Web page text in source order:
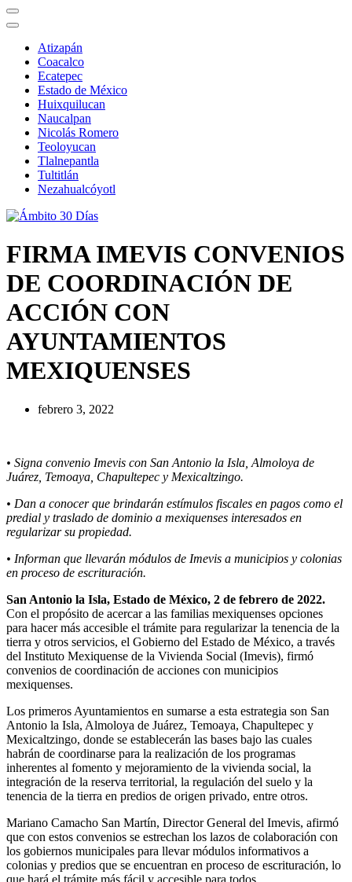
Atizapán
Coacalco
Ecatepec
Estado de México
Huixquilucan
Naucalpan
Nicolás Romero
Teoloyucan
Tlalnepantla
Tultitlán
Nezahualcóyotl
FIRMA IMEVIS CONVENIOS
DE COORDINACIÓN DE
ACCIÓN CON
AYUNTAMIENTOS
MEXIQUENSES
febrero 3, 2022
• Signa convenio Imevis con San Antonio la Isla, Almoloya de
Juárez, Temoaya, Chapultepec y Mexicaltzingo.
• Dan a conocer que brindarán estímulos fiscales en pagos como el
predial y traslado de dominio a mexiquenses interesados en
regularizar su propiedad.
• Informan que llevarán módulos de Imevis a municipios y colonias
en proceso de escrituración.
San Antonio la Isla, Estado de México, 2 de febrero de 2022.
Con el propósito de acercar a las familias mexiquenses opciones
para hacer más accesible el trámite para regularizar la tenencia de la
tierra y otros servicios, el Gobierno del Estado de México, a través
del Instituto Mexiquense de la Vivienda Social (Imevis), firmó
convenios de coordinación de acciones con municipios
mexiquenses.
Los primeros Ayuntamientos en sumarse a esta estrategia son San
Antonio la Isla, Almoloya de Juárez, Temoaya, Chapultepec y
Mexicaltzingo, donde se establecerán las bases bajo las cuales
habrán de coordinarse para la realización de los programas
inherentes al fomento y mejoramiento de la vivienda social, la
integración de la reserva territorial, la regulación del suelo y la
tenencia de la tierra en predios de origen privado, entre otros.
Mariano Camacho San Martín, Director General del Imevis, afirmó
que con estos convenios se estrechan los lazos de colaboración con
los gobiernos municipales para llevar módulos informativos a
colonias y predios que se encuentran en proceso de escrituración, lo
que hará el trámite más fácil y accesible para todos.